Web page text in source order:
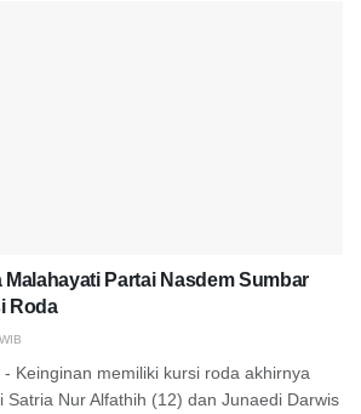
Malahayati Partai Nasdem Sumbar
Roda
Keinginan memiliki kursi roda akhirnya
Satria Nur Alfathih (12) dan Junaedi Darwis